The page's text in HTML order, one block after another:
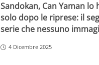
Sandokan, Can Yaman lo
solo dopo le riprese: il
serie che nessuno
4 Dicembre 2025